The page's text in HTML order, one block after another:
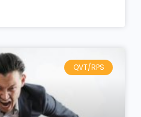
QVT/RPS